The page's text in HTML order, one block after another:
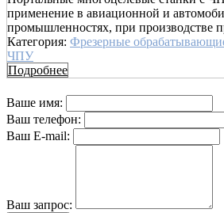
применение в авиационной и
промышленностях, при производстве
Категория: Фрезерные
ЧПУ
Подробнее
Ваше имя:
Ваш телефон:
Ваш E-mail:
Ваш запрос: